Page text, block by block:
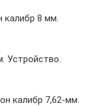
калибр 8 мм.
Устройство.
калибр 7,62-мм.